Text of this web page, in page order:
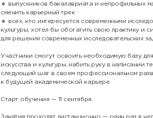
🔸 выпускников бакалавриата и непрофильных
сменить карьерный трек
🔸 всех, кто интересуется современными
культуры, хотел бы обогатить свою практику и
для решения современных исследовательских
Участники смогут освоить необходимую базу
искусства и культуры, набить руку в написании
следующий шаг в своем профессиональном
к будущей академической карьере.
Старт обучения — 11 сентября.
Занятия проходят дистанционно — один раз в